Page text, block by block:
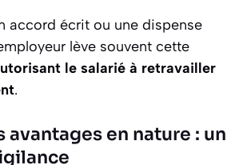
accord écrit ou une dispense
lève souvent cette
le salarié à retravailler
.
avantages en nature : un